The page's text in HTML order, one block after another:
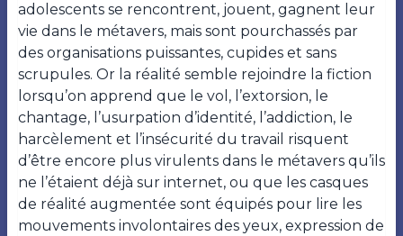
adolescents se rencontrent, jouent, gagnent leur
vie dans le métavers, mais sont pourchassés par
des organisations puissantes, cupides et sans
scrupules. Or la réalité semble rejoindre la fiction
lorsqu’on apprend que le vol, l’extorsion, le
chantage, l’usurpation d’identité, l’addiction, le
harcèlement et l’insécurité du travail risquent
d’être encore plus virulents dans le métavers qu’ils
ne l’étaient déjà sur internet, ou que les casques
de réalité augmentée sont équipés pour lire les
mouvements involontaires des yeux, expression de